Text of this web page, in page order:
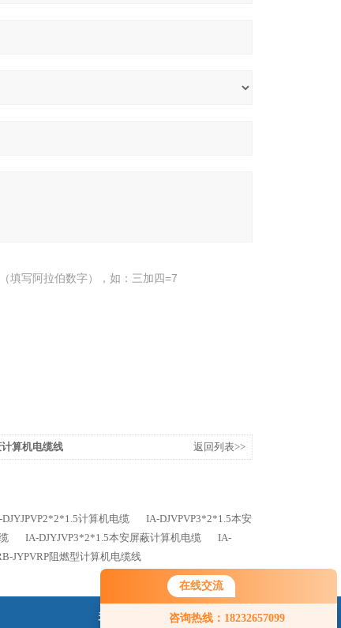
在线交流
咨询热线：18232657099
填写阿拉伯数字），如：三加四=7
算机电缆线 返回列表>>
计算机电缆
IA-DJVPVP3*2*1.5本安
IA-DJYJVP3*2*1.5本安屏蔽计算机电缆
IA-
JYPVRP阻燃型计算机电缆线
关注我们